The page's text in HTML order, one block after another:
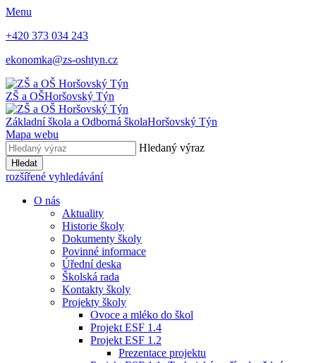
Menu
+420 373 034 243
ekonomka@zs-oshtyn.cz
ZŠ a OŠHoršovský Týn
Základní škola a Odborná školaHoršovský Týn
Mapa webu
Hledaný výraz
Hledat
rozšířené vyhledávání
O nás
Aktuality
Historie školy
Dokumenty školy
Povinné informace
Úřední deska
Školská rada
Kontakty školy
Projekty školy
Ovoce a mléko do škol
Projekt ESF 1.4
Projekt ESF 1.2
Prezentace projektu